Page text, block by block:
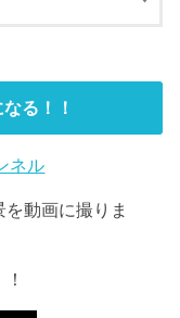
る！！
ネル
動画に撮りま